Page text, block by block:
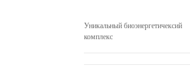
Уникальный биоэнергетичексий
комплекс